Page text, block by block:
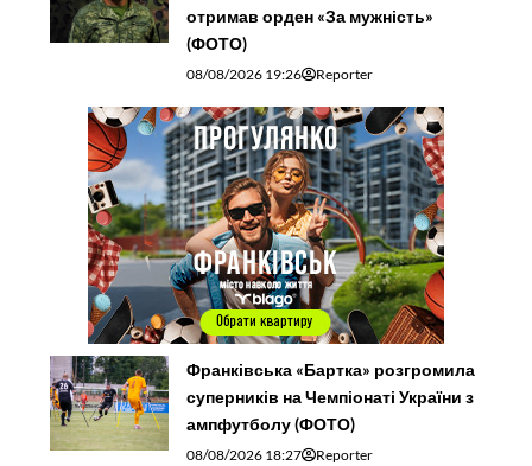
отримав орден «За мужність»
(ФОТО)
08/08/2026 19:26 Reporter
Франківська «Бартка» розгромила
суперників на Чемпіонаті України з
ампфутболу (ФОТО)
08/08/2026 18:27 Reporter